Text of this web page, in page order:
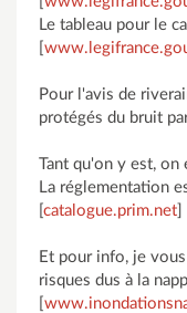
Le tableau pour le
Pour l'avis de
protégés du bruit
Tant qu'on y est, on
La réglementation
catalogue.prim.net
Et pour info, je
risques dus à la